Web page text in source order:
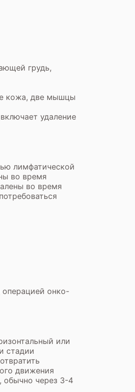
грудь,
кожа, две мышцы
удаление
лимфатической
во время
во время
онко-
или
стадии
движения
обычно через 3-4